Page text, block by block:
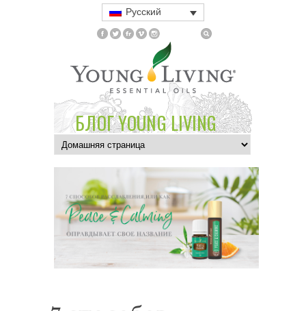
Русский
БЛОГ YOUNG LIVING